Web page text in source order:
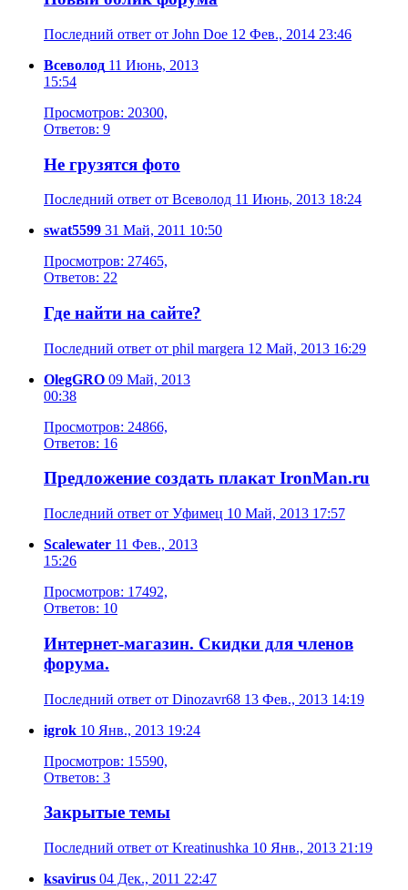
Последний ответ от John Doe 12 Фев., 2014 23:46
Всеволод 11 Июнь, 2013
15:54
Просмотров: 20300,
Ответов: 9
Не грузятся фото
Последний ответ от Всеволод 11 Июнь, 2013 18:24
swat5599 31 Май, 2011 10:50
Просмотров: 27465,
Ответов: 22
Где найти на сайте?
Последний ответ от phil margera 12 Май, 2013 16:29
OlegGRO 09 Май, 2013
00:38
Просмотров: 24866,
Ответов: 16
Предложение создать плакат IronMan.ru
Последний ответ от Уфимец 10 Май, 2013 17:57
Scalewater 11 Фев., 2013
15:26
Просмотров: 17492,
Ответов: 10
Интернет-магазин. Скидки для членов
форума.
Последний ответ от Dinozavr68 13 Фев., 2013 14:19
igrok 10 Янв., 2013 19:24
Просмотров: 15590,
Ответов: 3
Закрытые темы
Последний ответ от Kreatinushka 10 Янв., 2013 21:19
ksavirus 04 Дек., 2011 22:47